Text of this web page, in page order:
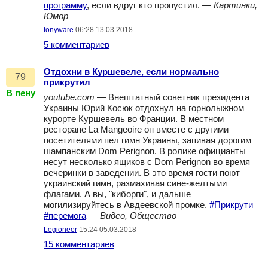
программу, если вдруг кто пропустил. — Картинки,
Юмор
tonyware 06:28 13.03.2018
5 комментариев
79
В пену
Отдохни в Куршевеле, если нормально
прикрутил
youtube.com — Внештатный советник президента
Украины Юрий Косюк отдохнул на горнолыжном
курорте Куршевель во Франции. В местном
ресторане La Mangeoire он вместе с другими
посетителями пел гимн Украины, запивая дорогим
шампанским Dom Perignon. В ролике официанты
несут несколько ящиков с Dom Perignon во время
вечеринки в заведении. В это время гости поют
украинский гимн, размахивая сине-желтыми
флагами. А вы, "киборги", и дальше
могилизируйтесь в Авдеевской промке. #Прикрути
#перемога — Видео, Общество
Legioneer 15:24 05.03.2018
15 комментариев